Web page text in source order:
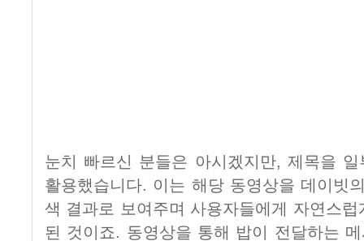
눈치 빠르신 분들은 아시겠지만, 제목을
활용했습니다. 이는 해당 동영상을 데이빗
색 결과로 보여주며 사용자들에게 자연스
된 것이죠. 동영상을 통해 밥이 전달하는